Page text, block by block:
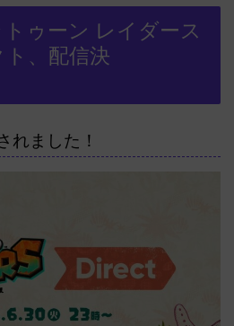
トゥーン レイダース
、配信決
れました！